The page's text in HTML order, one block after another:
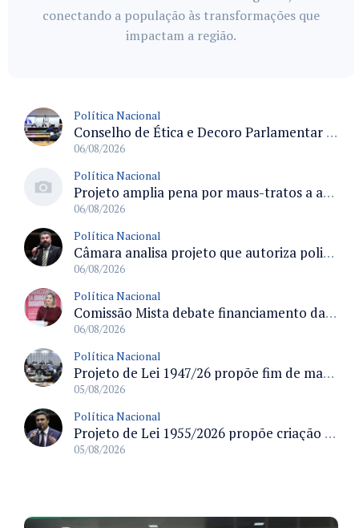
conectando a população às transformações que
impactam a região.
Política Nacional
Conselho de Ética e Decoro Parlamentar analisa representações e oitivas agendadas para terça (11)
06/08/2026
Política Nacional
Projeto amplia pena por maus-tratos a animais divulgados em redes sociais na Câmara
06/08/2026
Política Nacional
Câmara analisa projeto que autoriza policiais civis embarcarem armados em aeronaves civis mediante regras
06/08/2026
Política Nacional
Comissão Mista debate financiamento da educação infantil e desafios do Fundeb e do CAQ na oferta de creches
06/08/2026
Política Nacional
Projeto de Lei 1947/26 propõe fim de margens para cartão de crédito e consignado do INSS
05/08/2026
Política Nacional
Projeto de Lei 1955/2026 propõe criação de geração livre de fumo ao restringir venda de vapes a nascidos desde 1º de janeiro de 2009
05/08/2026